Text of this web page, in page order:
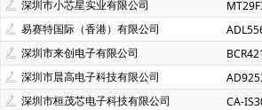
SILICON LABS(芯科)(20)
RUNIC(
LOWPOWER(微源半导体)(14)
XILINX(赛灵思)(10)
Nuvoton(新唐
SAMSUNG(三星)(7)
BERYL(绿宝
深圳市小芯星实业有限公司
易赛特国际（香港）有限公司
深圳市来创电子有限公司
深圳市晨高电子科技有限公司
深圳市桓茂芯电子科技有限公司
CA-